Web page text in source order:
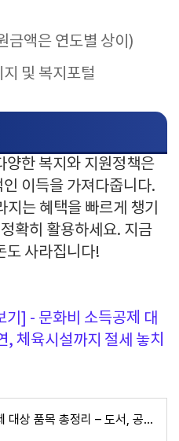
금액은 연도별 상이)
및 복지포털
양한 복지와 지원정책은
이득을 가져다줍니다.
는 혜택을 빠르게 챙기
확히 활용하세요. 지금
도 사라집니다!
] - 문화비 소득공제 대
, 체육시설까지 절세 놓치
문화비 소득공제 대상 품목 총정리 – 도서, 공연, 체육시설까지 절세 놓치지 마세요!